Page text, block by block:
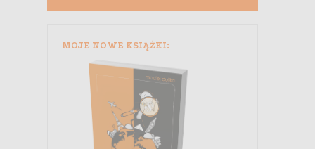
MOJE NOWE KSIĄŻKI: